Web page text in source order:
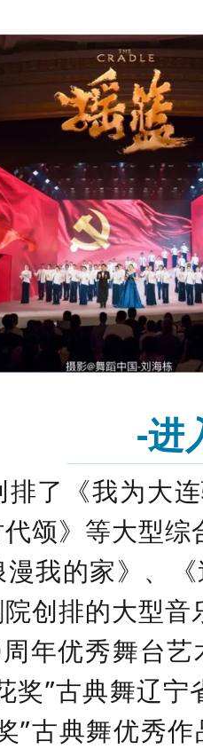
-进
排了《我为大
代颂》等大型
我的家》、
创排的大型
年优秀舞台
奖”古典舞辽
”古典舞优秀